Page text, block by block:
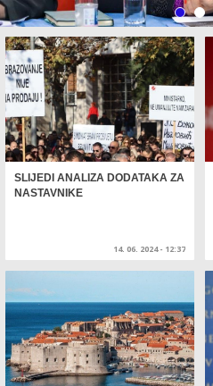
SLIJEDI ANALIZA DODATAKA ZA
NASTAVNIKE
14. 06. 2024 - 12:37